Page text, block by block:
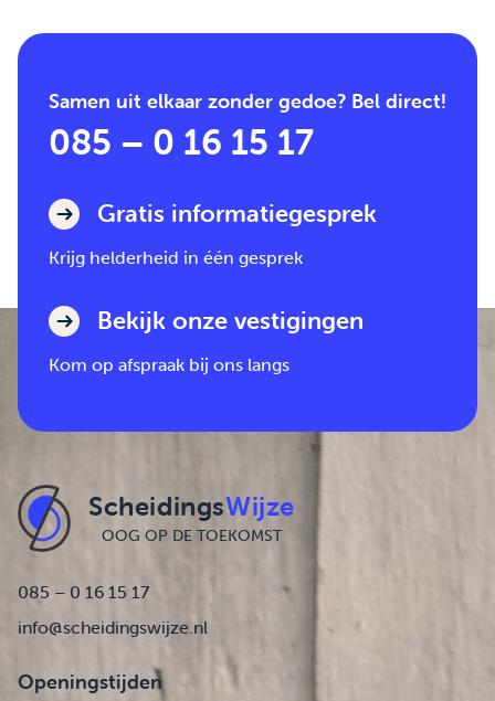
Samen uit elkaar zonder gedoe? Bel direct!
085 – 0 16 15 17
Gratis informatiegesprek
Krijg helderheid in één gesprek
Bekijk onze vestigingen
Kom op afspraak bij ons langs
ScheidingsWijze
OOG OP DE TOEKOMST
085 – 0 16 15 17
info@scheidingswijze.nl
Openingstijden